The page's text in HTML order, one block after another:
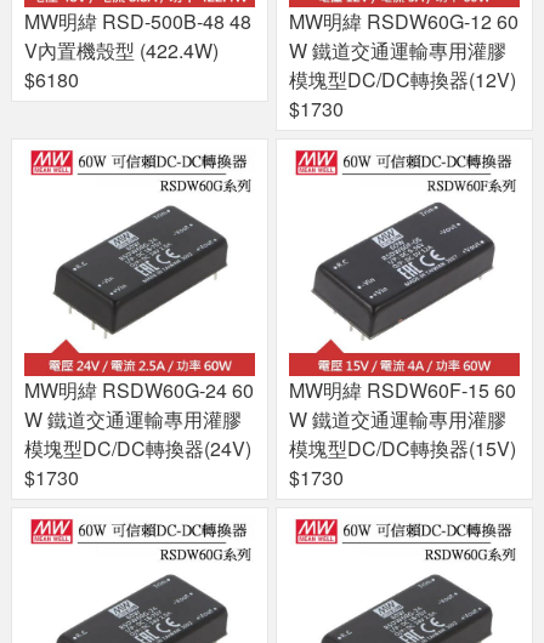
MW明緯 RSD-500B-48 48
V內置機殼型 (422.4W)
$6180
MW明緯 RSDW60G-12 60
W 鐵道交通運輸專用灌膠
模塊型DC/DC轉換器(12V)
$1730
MW明緯 RSDW60G-24 60
W 鐵道交通運輸專用灌膠
模塊型DC/DC轉換器(24V)
$1730
MW明緯 RSDW60F-15 60
W 鐵道交通運輸專用灌膠
模塊型DC/DC轉換器(15V)
$1730